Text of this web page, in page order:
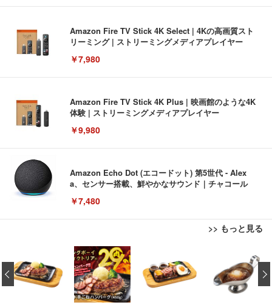
Amazon Fire TV Stick 4K Select | 4Kの高画質スト
リーミング | ストリーミングメディアプレイヤー
￥7,980
Amazon Fire TV Stick 4K Plus | 映画館のような4K
体験 | ストリーミングメディアプレイヤー
￥9,980
Amazon Echo Dot (エコードット) 第5世代 - Alex
a、センサー搭載、鮮やかなサウンド｜チャコール
￥7,480
>> もっと見る
[EdoErgo] オフィスチェア 椅子 テレワーク 疲れな
い 跳ね上げ式アームレスト コンパクト 約105度ロッ
キング pc 事務椅子 360度回転 座面昇降 強化ナイロ
ン樹脂ベース 通気性メッシュ 在宅ワーク H-WY01
(黒網+黒枠+黒足)
￥5,699
EIZO ビジネス向けプレミアムモニター | FlexScan
EV3240X-WT | 31.5型4K UHD・USB Type-C・ホワ
イト
￥105,595
Amazonベーシック ペットシーツ 薄型 レギュラー 1
回使い捨て 無香料 ホワイト 300枚
￥3,373
‹